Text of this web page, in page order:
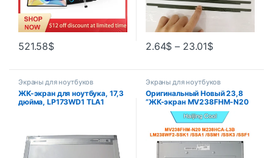
521.58$ 2.64$ – 23.01$
Экраны для ноутбуков
ЖК-экран для ноутбука, 17,3
дюйма, LP173WD1 TLA1
разъемом
Экраны для ноутбуков
Оригинальный Новый 23,8
”ЖК-экран MV238FHM-N20
LM238WF2 SSK1 LM238WF2-
SSK3 LM238WF2 SSM1 M2 A1
LM238WF2 SSN1 LM238WF2-
SSF1 LM238WF2 SSR2
LM238WF2-SSK1 LM238WF2
SSM2 SSM3 LM238WF5 SSA1